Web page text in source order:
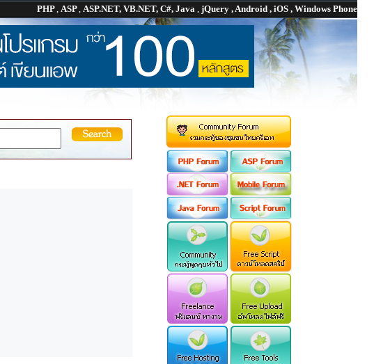
PHP, ASP, ASP.NET, VB.NET, C#, Java , jQuery , Android , iOS , Windows Phone